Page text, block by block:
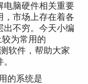
电脑硬件相关重要
，市场上存在着各
出不穷。今天小编
为常用的
软件，帮助大家
的系统是